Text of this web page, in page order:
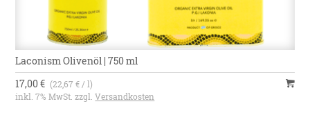
Laconism Olivenöl | 750 ml
17,00 € (22,67 € / l)
inkl. 7% MwSt. zzgl.Versandkosten